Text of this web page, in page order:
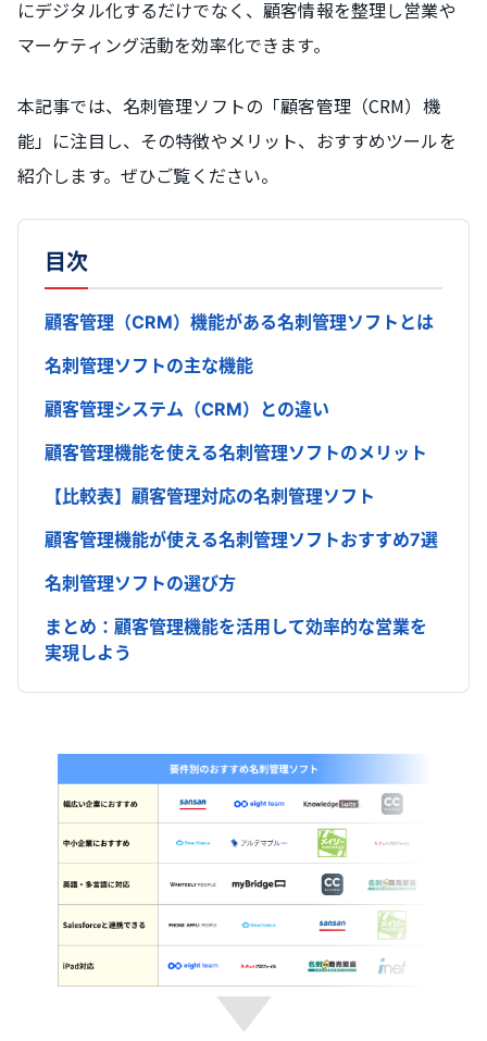
にデジタル化するだけでなく、顧客情報を整理し営業や
マーケティング活動を効率化できます。
本記事では、名刺管理ソフトの「顧客管理（CRM）機
能」に注目し、その特徴やメリット、おすすめツールを
紹介します。ぜひご覧ください。
目次
顧客管理（CRM）機能がある名刺管理ソフトとは
名刺管理ソフトの主な機能
顧客管理システム（CRM）との違い
顧客管理機能を使える名刺管理ソフトのメリット
【比較表】顧客管理対応の名刺管理ソフト
顧客管理機能が使える名刺管理ソフトおすすめ7選
名刺管理ソフトの選び方
まとめ：顧客管理機能を活用して効率的な営業を
実現しよう